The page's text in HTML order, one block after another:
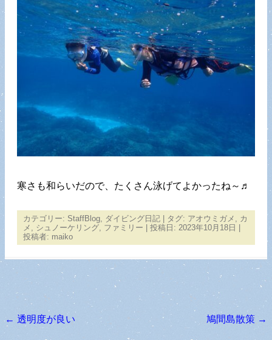
寒さも和らいだので、たくさん泳げてよかったね～♬
カテゴリー: StaffBlog, ダイビング日記 | タグ: アオウミガメ , カ
メ , シュノーケリング, ファミリー | 投稿日: 2023年10月18日
投稿者: maiko
投稿ナビゲーション
← 透明度が良い 鳩間島散策 →